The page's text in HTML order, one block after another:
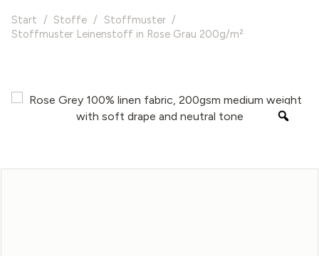
Start / Stoffe / Stoffmuster /
Stoffmuster Leinenstoff in Rose Grau 200g/m²